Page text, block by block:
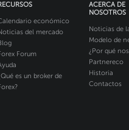
económico
del mercado
Forum
es un broker de
ACERCA DE
NOSOTROS
Noticias de
Modelo de
¿Por qué
Partnereco
Historia
Contactos